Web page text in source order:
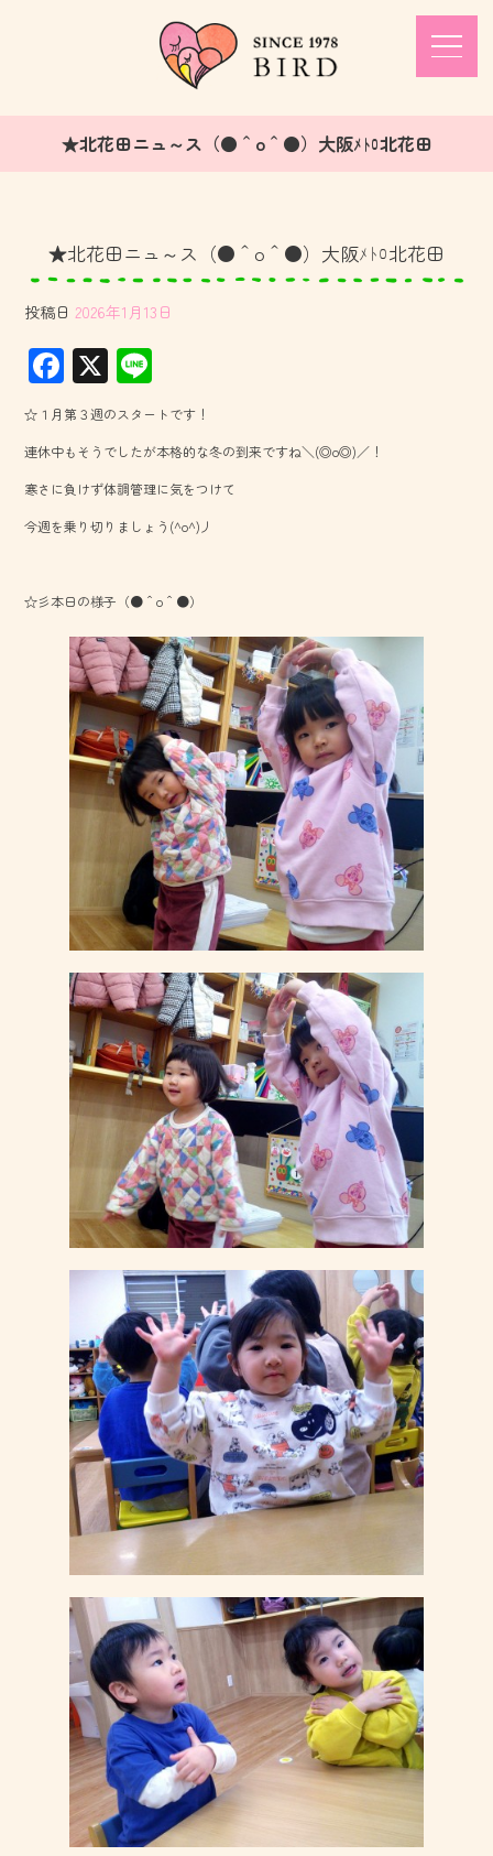
★北花田ニュ～ス（●＾o＾●）大阪ﾒﾄﾛ北花田
★北花田ニュ～ス（●＾o＾●）大阪ﾒﾄﾛ北花田
投稿日 2026年1月13日
F
ac
e
b
o
ok
X
ne
☆１月第３週のスタートです！
連休中もそうでしたが本格的な冬の到来ですね＼(◎o◎)／！
寒さに負けず体調管理に気をつけて
今週を乗り切りましょう(^o^)丿
☆彡本日の様子（●＾o＾●）